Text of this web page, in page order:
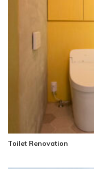
Toilet Renovation